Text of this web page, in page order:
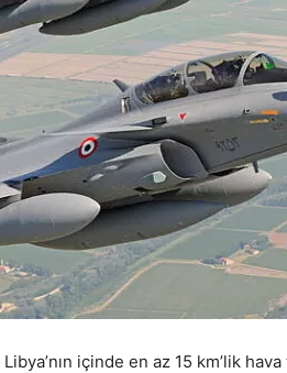
Libya’nın içinde en az 15 km’lik